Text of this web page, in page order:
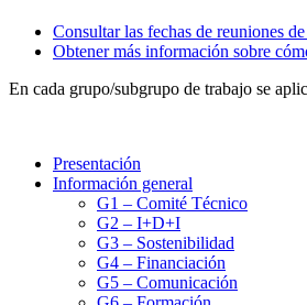
Consultar las fechas de reuniones
Obtener más información sobre
En cada grupo/subgrupo de trabajo se
Presentación
Información general
G1 – Comité Técnico
G2 – I+D+I
G3 – Sostenibilidad
G4 – Financiación
G5 – Comunicación